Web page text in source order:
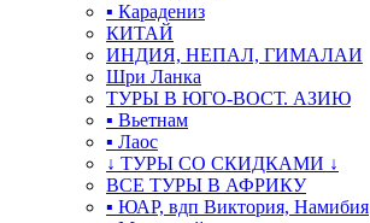
▪ Карадениз
КИТАЙ
ИНДИЯ, НЕПАЛ, ГИМАЛАИ
Шри Ланка
ТУРЫ В ЮГО-ВОСТ. АЗИЮ
▪ Вьетнам
▪ Лаос
↓ ТУРЫ СО СКИДКАМИ ↓
ВСЕ ТУРЫ В АФРИКУ
▪ ЮАР, вдп Виктория, Намибия